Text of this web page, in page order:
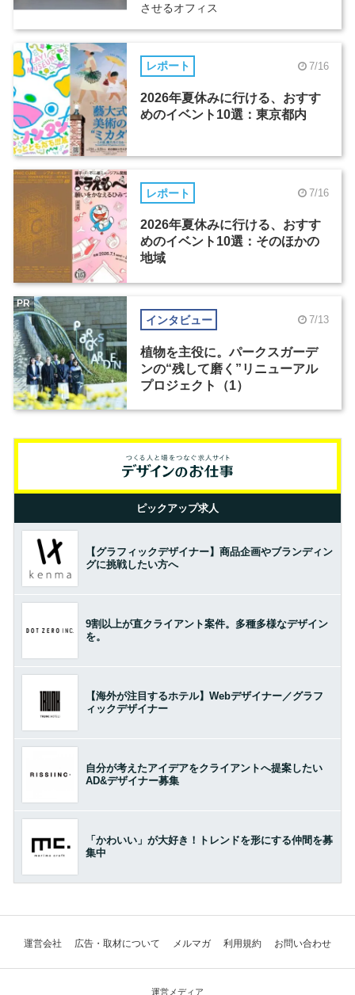
させるオフィス
レポート 7/16
2026年夏休みに行ける、おすす
めのイベント10選：東京都内
レポート 7/16
2026年夏休みに行ける、おすす
めのイベント10選：そのほかの
地域
インタビュー 7/13
植物を主役に。パークスガーデ
ンの“残して磨く”リニューアル
プロジェクト（1）
PR
ピックアップ求人
【グラフィックデザイナー】商品企画やブランディン
グに挑戦したい方へ
9割以上が直クライアント案件。多種多様なデザイン
を。
【海外が注目するホテル】Webデザイナー／グラフ
ィックデザイナー
自分が考えたアイデアをクライアントへ提案したい
AD&デザイナー募集
「かわいい」が大好き！トレンドを形にする仲間を募
集中
運営会社 広告・取材について メルマガ 利用規約 お問い合わせ
運営メディア